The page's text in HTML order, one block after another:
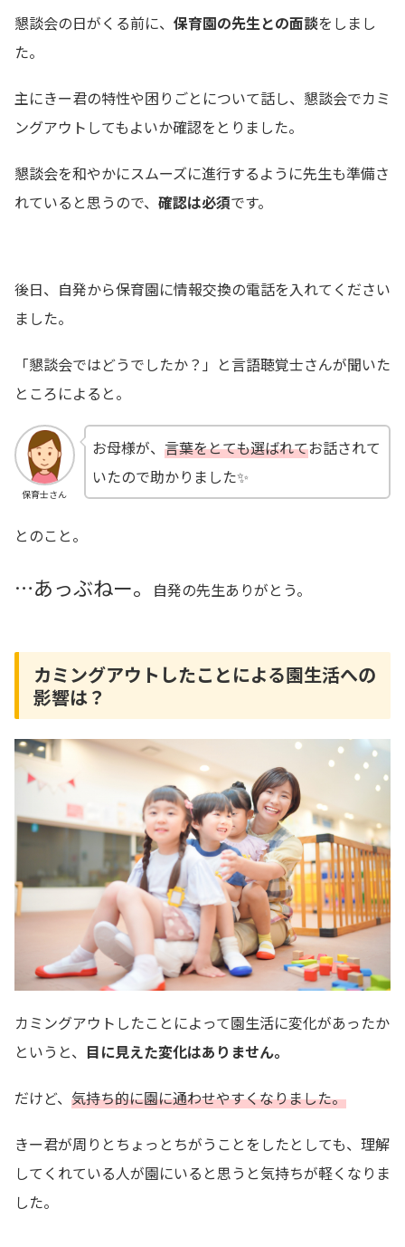
懇談会の日がくる前に、 保育園の先生との面談をしまし
た。
主にきー君の特性や困りごとについて話し、懇談会でカミ
ングアウトしてもよいか確認をとりました。
懇談会を和やかにスムーズに進行するように先生も準備さ
れていると思うので、 確認は必須です。
後日、自発から保育園に情報交換の電話を入れてください
ました。
「懇談会ではどうでしたか？」と言語聴覚士さんが聞いた
ところによると。
保育士さん
お母様が、 言葉をとても選ばれてお話されて
いたので助かりました✨
とのこと。
…あっぶねー。 自発の先生ありがと う。
カミングアウトしたことによる園生活への
影響は？
カミングアウトしたことによって園生活に変化があったか
というと、 目に見えた変化はありません。
だけど、 気持ち的に園に通わせやすくなりました。
きー君が周りとちょっとちがうことをしたとしても、理解
してくれている人が園にいると思うと気持ちが軽くなりま
した。